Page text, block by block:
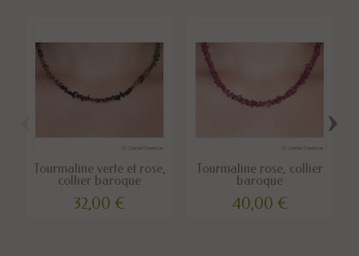
Tourmaline verte et rose,
collier baroque
32,00 €
Tourmaline rose, collier
baroque
40,00 €
›